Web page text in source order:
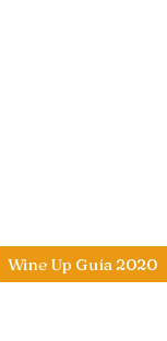
Wine Up Guía 2020